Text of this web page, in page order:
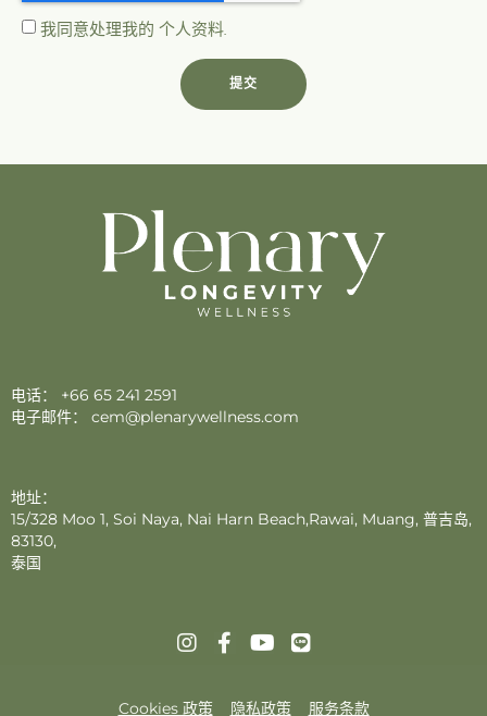
我同意处理我的 个人资料.
提交
电话： +66 65 241 2591
电子邮件： cem@plenarywellness.com
地址：
15/328 Moo 1, Soi Naya, Nai Harn Beach,Rawai, Muang, 普吉岛,
83130,
泰国
Cookies 政策 隐私政策 服务条款